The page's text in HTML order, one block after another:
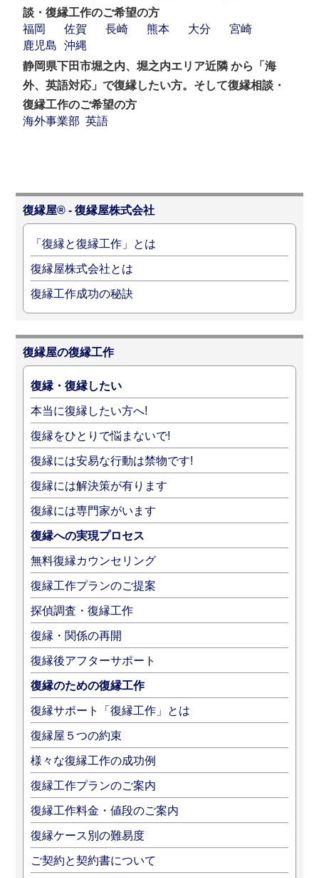
談・復縁工作のご希望の方
福岡
佐賀 長崎 熊本 大分
宮崎
鹿児島
沖縄
静岡県下田市堀之内、堀之内エリア近隣 から「海
外、英語対応」で復縁したい方。そして復縁相談・
復縁工作のご希望の方
海外事業部 英語
復縁屋® - 復縁屋株式会社
「復縁と復縁工作」とは
復縁屋株式会社とは
復縁工作成功の秘訣
復縁屋の復縁工作
復縁・復縁したい
本当に復縁したい方へ!
復縁をひとりで悩まないで!
復縁には安易な行動は禁物です!
復縁には解決策が有ります
復縁には専門家がいます
復縁への実現プロセス
無料復縁カウンセリング
復縁工作プランのご提案
探偵調査・復縁工作
復縁・関係の再開
復縁後アフターサポート
復縁のための復縁工作
復縁サポート「復縁工作」とは
復縁屋５つの約束
様々な復縁工作の成功例
復縁工作プランのご案内
復縁工作料金・値段のご案内
復縁ケース別の難易度
ご契約と契約書について